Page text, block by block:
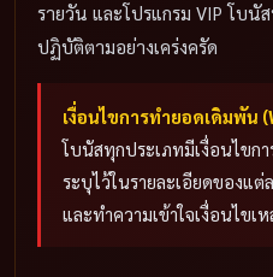
รายวัน และโปรแกรม VIP โบนั
ปฏิบัติตามอย่างเคร่งครัด
เงื่อนไขการทำยอดเดิมพัน
โบนัสทุกประเภทมีเงื่อนไขก
ระบุไว้ในรายละเอียดของแ
และทำความเข้าใจเงื่อนไข